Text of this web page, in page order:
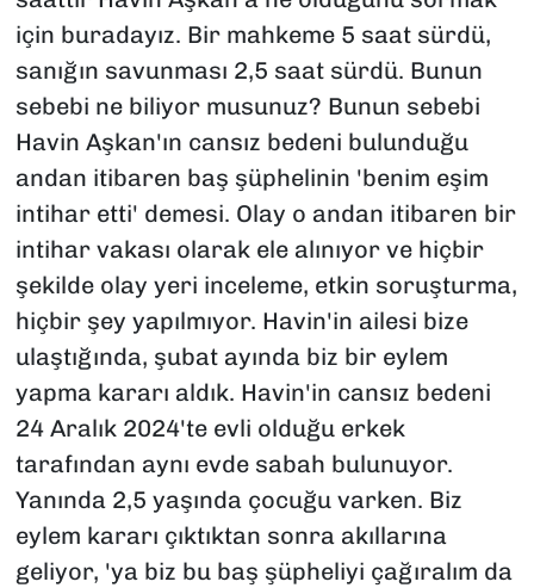
için buradayız. Bir mahkeme 5 saat sürdü,
sanığın savunması 2,5 saat sürdü. Bunun
sebebi ne biliyor musunuz? Bunun sebebi
Havin Aşkan'ın cansız bedeni bulunduğu
andan itibaren baş şüphelinin 'benim eşim
intihar etti' demesi. Olay o andan itibaren bir
intihar vakası olarak ele alınıyor ve hiçbir
şekilde olay yeri inceleme, etkin soruşturma,
hiçbir şey yapılmıyor. Havin'in ailesi bize
ulaştığında, şubat ayında biz bir eylem
yapma kararı aldık. Havin'in cansız bedeni
24 Aralık 2024'te evli olduğu erkek
tarafından aynı evde sabah bulunuyor.
Yanında 2,5 yaşında çocuğu varken. Biz
eylem kararı çıktıktan sonra akıllarına
geliyor, 'ya biz bu baş şüpheliyi çağıralım da